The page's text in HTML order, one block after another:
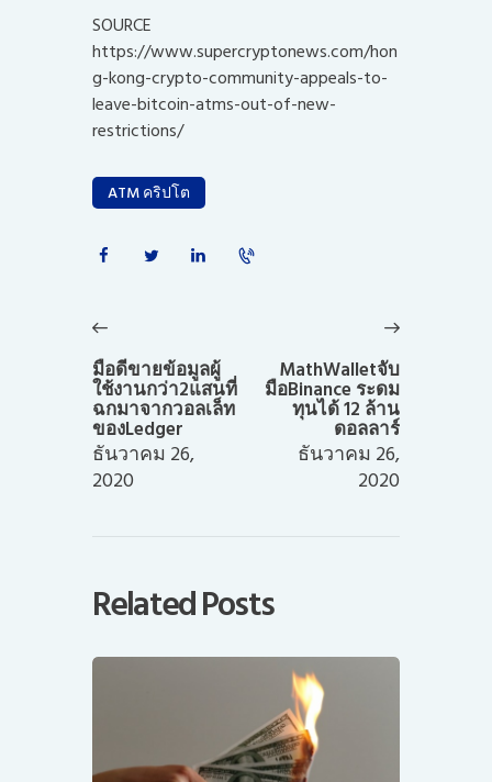
SOURCE
https://www.supercryptonews.com/hon
g-kong-crypto-community-appeals-to-
leave-bitcoin-atms-out-of-new-
restrictions/
ATM คริปโต
เรื่อง
post:
มือดีขายข้อมูลผู้
ใช้งานกว่า2แสนที่
ฉกมาจากวอลเล็ท
ของLedger
ธันวาคม 26,
2020
MathWalletจับ
มือBinance ระดม
ทุนได้ 12 ล้าน
ดอลลาร์
ธันวาคม 26,
2020
Related Posts